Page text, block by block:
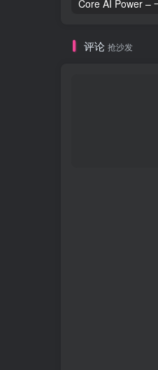
评论 抢沙发